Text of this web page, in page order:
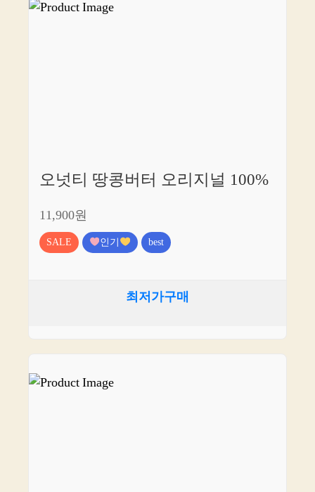
오넛티 땅콩버터 오리지널 100%
11,900원
SALE 인기 best
최저가구매